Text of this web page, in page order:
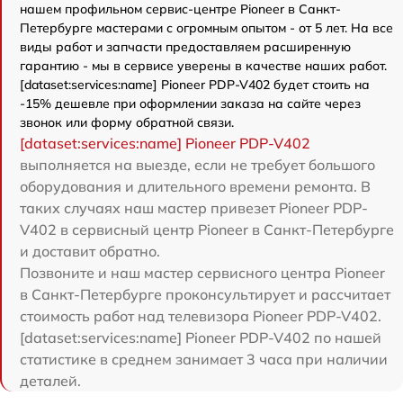
нашем профильном сервис-центре Pioneer в Санкт-
Петербурге мастерами с огромным опытом - от 5 лет. На все
виды работ и запчасти предоставляем расширенную
гарантию - мы в сервисе уверены в качестве наших работ.
[dataset:services:name] Pioneer PDP-V402 будет стоить на
-15% дешевле при оформлении заказа на сайте через
звонок или форму обратной связи.
[dataset:services:name] Pioneer PDP-V402
выполняется на выезде, если не требует большого
оборудования и длительного времени ремонта. В
таких случаях наш мастер привезет Pioneer PDP-
V402 в сервисный центр Pioneer в Санкт-Петербурге
и доставит обратно.
Позвоните и наш мастер сервисного центра Pioneer
в Санкт-Петербурге проконсультирует и рассчитает
стоимость работ над телевизора Pioneer PDP-V402.
[dataset:services:name] Pioneer PDP-V402 по нашей
статистике в среднем занимает 3 часа при наличии
деталей.